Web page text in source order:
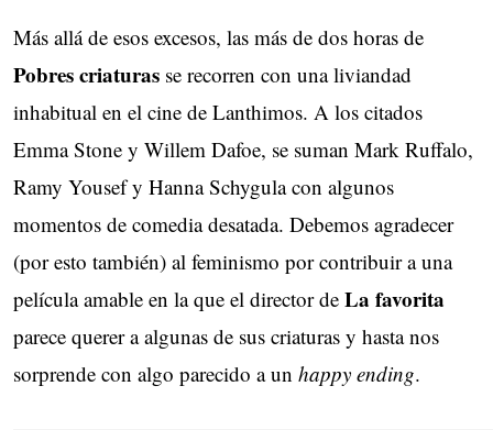
Más allá de esos excesos, las más de dos horas de
Pobres criaturas se recorren con una liviandad
inhabitual en el cine de Lanthimos. A los citados
Emma Stone y Willem Dafoe, se suman Mark Ruffalo,
Ramy Yousef y Hanna Schygula con algunos
momentos de comedia desatada. Debemos agradecer
(por esto también) al feminismo por contribuir a una
película amable en la que el director de La favorita
parece querer a algunas de sus criaturas y hasta nos
sorprende con algo parecido a un happy ending.